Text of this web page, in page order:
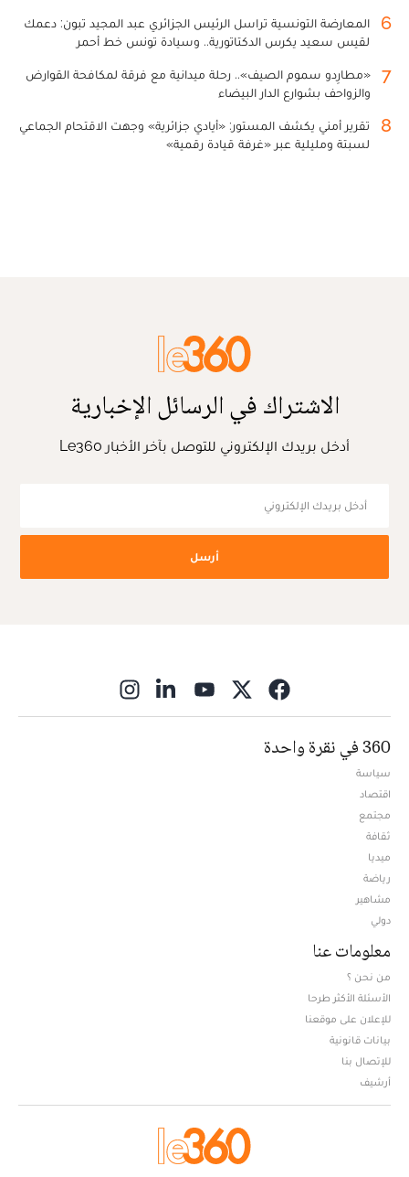
6
المعارضة التونسية تراسل الرئيس الجزائري عبد المجيد تبون: دعمك
لقيس سعيد يكرس الدكتاتورية.. وسيادة تونس خط أحمر
7
«مطارِدو سموم الصيف».. رحلة ميدانية مع فرقة لمكافحة القوارض
والزواحف بشوارع الدار البيضاء
8
تقرير أمني يكشف المستور: «أيادي جزائرية» وجهت الاقتحام الجماعي
لسبتة ومليلية عبر «غرفة قيادة رقمية»
الاشتراك في الرسائل الإخبارية
أدخل بريدك الإلكتروني للتوصل بآخر الأخبار Le360
أرسل
360 في نقرة واحدة
سياسة
اقتصاد
مجتمع
ثقافة
ميديا
رياضة
مشاهير
دولي
معلومات عنا
من نحن ؟
الأسئلة الأكثر طرحا
للإعلان على موقعنا
بيانات قانونية
للإتصال بنا
أرشيف